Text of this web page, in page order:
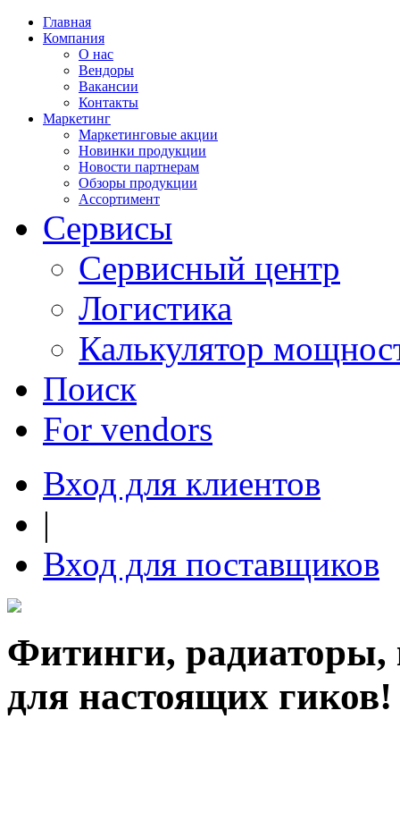
Главная
Компания
О нас
Вендоры
Вакансии
Контакты
Маркетинг
Маркетинговые акции
Новинки продукции
Новости партнерам
Обзоры продукции
Ассортимент
Сервисы
Сервисный центр
Логистика
Калькулятор
Поиск
For vendors
Вход для клиентов
|
Вход для поставщиков
Фитинги, радиаторы,
для настоящих гиков!